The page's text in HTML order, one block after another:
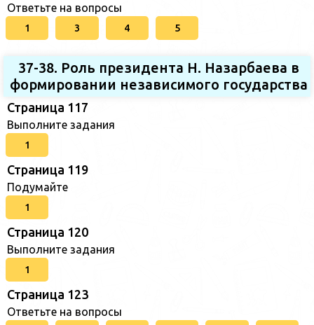
Ответьте на вопросы
1 3 4 5
37-38. Роль президента Н. Назарбаева в
формировании независимого государства
Страница 117
Выполните задания
1
Страница 119
Подумайте
1
Страница 120
Выполните задания
1
Страница 123
Ответьте на вопросы